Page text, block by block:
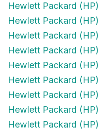
Hewlett Packard
Hewlett Packard
Hewlett Packard
Hewlett Packard
Hewlett Packard
Hewlett Packard
Hewlett Packard
Hewlett Packard
Hewlett Packard